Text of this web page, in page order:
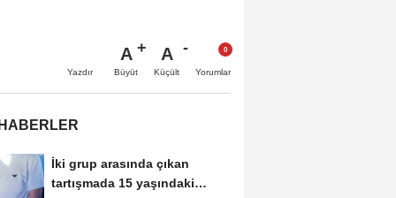
Yazdır
A
Büyüt
A
Küçült Yorumlar
İki grup arasında çıkan
tartışmada 15 yaşındaki